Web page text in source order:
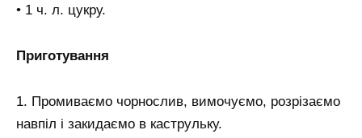
• 1 ч. л. цукру.
Приготування
1. Промиваємо чорнослив, вимочуємо, розрізаємо
навпіл і закидаємо в каструльку.